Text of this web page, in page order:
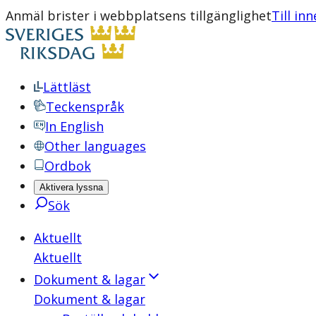
Anmäl brister i webbplatsens tillgänglighetTill
Lättläst
Teckenspråk
In English
Other languages
Ordbok
Aktivera lyssna
Sök
Aktuellt
Aktuellt
Dokument & lagar
Dokument & lagar